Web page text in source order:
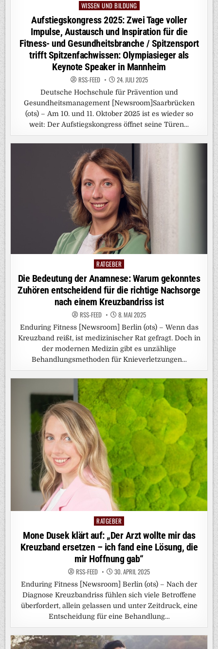
Posted
WISSEN UND BILDUNG
Aufstiegskongress 2025: Zwei Tage voller
Impulse, Austausch und Inspiration für die
Fitness- und Gesundheitsbranche / Spitzensport
trifft Spitzenfachwissen: Olympiasieger als
Keynote Speaker in Mannheim
RSS-FEED 24. JULI 2025
Deutsche Hochschule für Prävention und
Gesundheitsmanagement [Newsroom]Saarbrücken
(ots) – Am 10. und 11. Oktober 2025 ist es wieder so
weit: Der Aufstiegskongress öffnet seine Türen…
Posted
RATGEBER
Die Bedeutung der Anamnese: Warum gekonntes
Zuhören entscheidend für die richtige Nachsorge
nach einem Kreuzbandriss ist
RSS-FEED 8. MAI 2025
Enduring Fitness [Newsroom] Berlin (ots) – Wenn das
Kreuzband reißt, ist medizinischer Rat gefragt. Doch in
der modernen Medizin gibt es unzählige
Behandlungsmethoden für Knieverletzungen…
Posted
RATGEBER
Mone Dusek klärt auf: „Der Arzt wollte mir das
Kreuzband ersetzen – ich fand eine Lösung, die
mir Hoffnung gab“
RSS-FEED 30. APRIL 2025
Enduring Fitness [Newsroom] Berlin (ots) – Nach der
Diagnose Kreuzbandriss fühlen sich viele Betroffene
überfordert, allein gelassen und unter Zeitdruck, eine
Entscheidung für eine Behandlung…